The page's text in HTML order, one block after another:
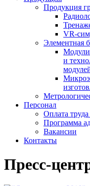
Продукция
VR-
Элементная
Модули
и
Персонал
Оплата
Программа
Вакансии
Контакты
Пресс-